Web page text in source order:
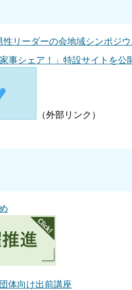
リーダーの会地域シンポジ
事シェア！」特設サイトを公
（外部リンク）
体向け出前講座